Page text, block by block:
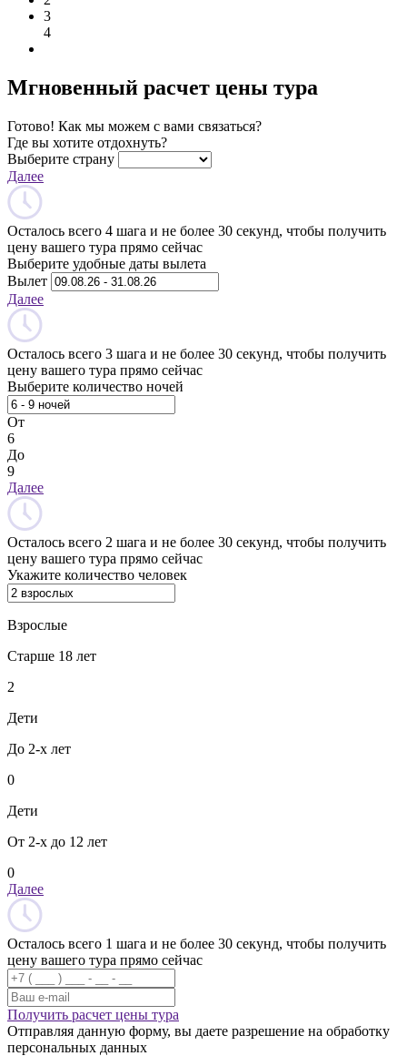
3
4
Мгновенный расчет цены тура
Готово! Как мы можем с вами связаться?
Где вы хотите отдохнуть?
Выберите страну
Далее
Осталось всего 4 шага и не более 30 секунд, чтобы получить
цену вашего тура прямо сейчас
Выберите удобные даты вылета
Вылет
Далее
Осталось всего 3 шага и не более 30 секунд, чтобы получить
цену вашего тура прямо сейчас
Выберите количество ночей
От
6
До
9
Далее
Осталось всего 2 шага и не более 30 секунд, чтобы получить
цену вашего тура прямо сейчас
Укажите количество человек
Взрослые
Старше 18 лет
2
Дети
До 2-х лет
0
Дети
От 2-х до 12 лет
0
Далее
Осталось всего 1 шага и не более 30 секунд, чтобы получить
цену вашего тура прямо сейчас
Получить расчет цены тура
Отправляя данную форму, вы даете разрешение на обработку
персональных данных